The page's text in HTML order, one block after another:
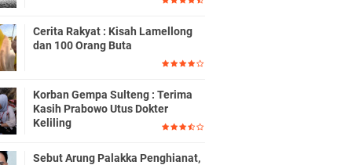
Cerita Rakyat : Kisah Lamellong
dan 100 Orang Buta
Korban Gempa Sulteng : Terima
Kasih Prabowo Utus Dokter
Keliling
Sebut Arung Palakka Penghianat,